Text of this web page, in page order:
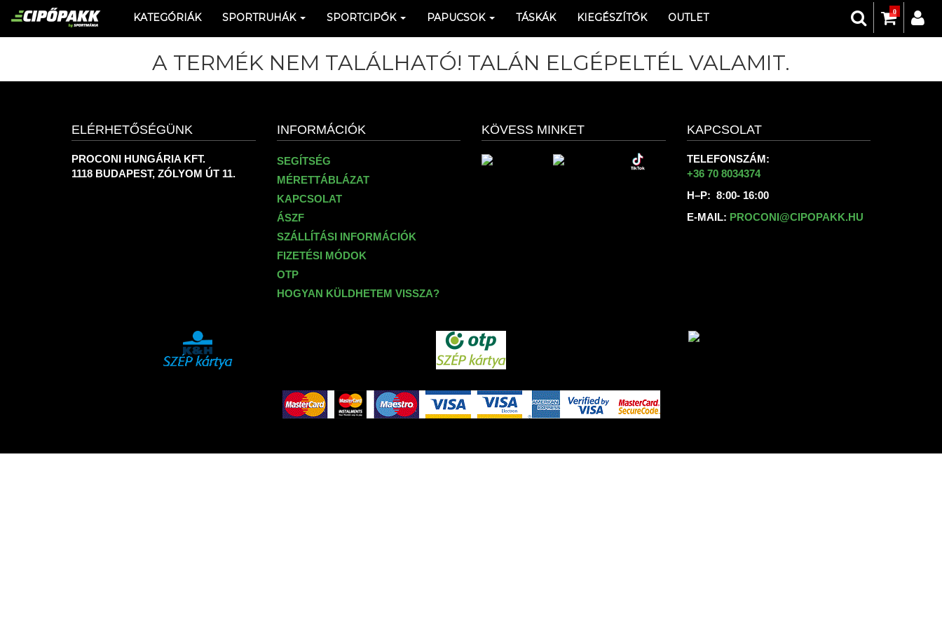
0
KATEGÓRIÁK SPORTRUHÁK SPORTCIPŐK PAPUCSOK TÁSKÁK KIEGÉSZÍTŐK OUTLET
A TERMÉK NEM TALÁLHATÓ! TALÁN ELGÉPELTÉL VALAMIT.
ELÉRHETŐSÉGÜNK
PROCONI HUNGÁRIA KFT.
1118 BUDAPEST, ZÓLYOM ÚT 11.
INFORMÁCIÓK
SEGÍTSÉG
MÉRETTÁBLÁZAT
KAPCSOLAT
ÁSZF
SZÁLLÍTÁSI INFORMÁCIÓK
FIZETÉSI MÓDOK
OTP
HOGYAN KÜLDHETEM VISSZA?
KÖVESS MINKET KAPCSOLAT
TELEFONSZÁM:
+36 70 8034374
H–P: 8:00- 16:00
E-MAIL: PROCONI@CIPOPAKK.HU